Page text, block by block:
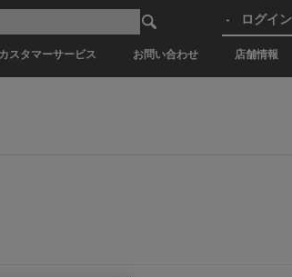
カスタマーサービス お問い合わせ 店舗情報
ログイン